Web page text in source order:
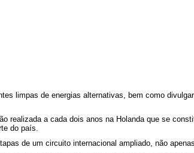
limpas de energias alternativas, bem como
a cada dois anos na Holanda que se
do país.
de um circuito internacional ampliado, não